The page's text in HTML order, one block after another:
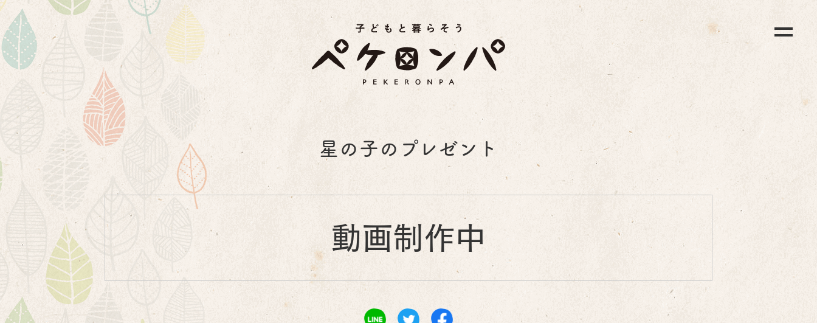
山びこ
みんなよい顔
さらわれたタ
星の子のプレゼント
動画制作中